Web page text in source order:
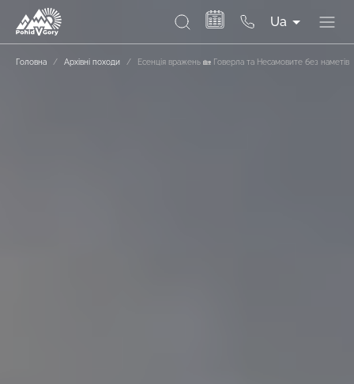
Ua
Головна / Архівні походи / Есенція вражень 🏡 Говерла та Несамовите без наметів